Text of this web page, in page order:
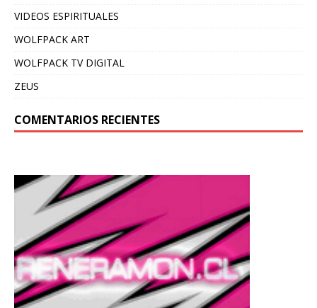
VIDEOS ESPIRITUALES
WOLFPACK ART
WOLFPACK TV DIGITAL
ZEUS
COMENTARIOS RECIENTES